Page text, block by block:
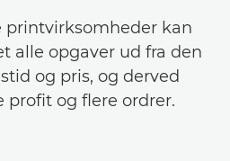
printvirksomheder kan
alle opgaver ud fra den
og pris, og derved
profit og flere ordrer.